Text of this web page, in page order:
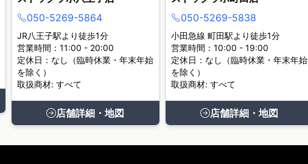
050-5269-5864
JR八王子駅より徒歩1分
営業時間：11:00 - 20:00
定休日：なし（臨時休業・年末年始
を除く）
取扱商材: すべて
店舗詳細・地図
050-5269-5838
小田急線 町田駅より徒歩1分
営業時間：10:00 - 19:00
定休日：なし（臨時休業・年末年始
を除く）
取扱商材: すべて
店舗詳細・地図